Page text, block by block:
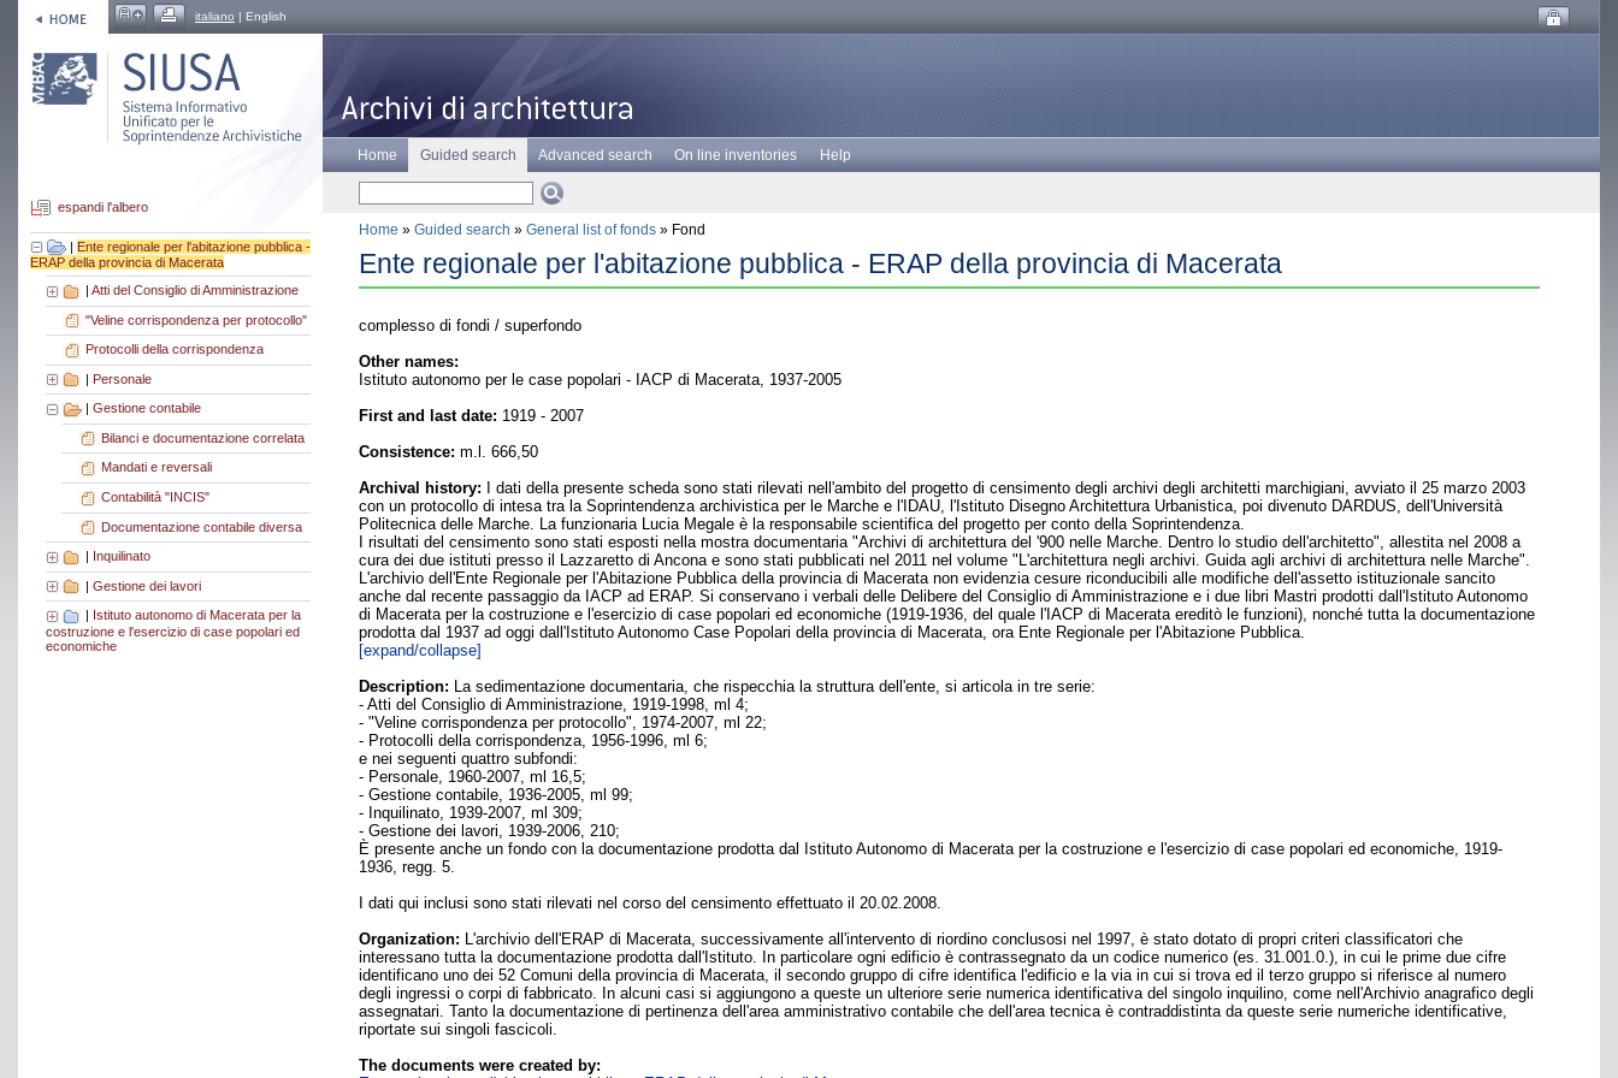
italiano | English
espandi l'albero
| Ente regionale per l'abitazione pubblica -
ERAP della provincia di Macerata
| Atti del Consiglio di Amministrazione
"Veline corrispondenza per protocollo"
Protocolli della corrispondenza
| Personale
Gestione contabile
Bilanci e documentazione correlata
Mandati e reversali
Contabilità "INCIS"
Documentazione contabile diversa
| Inquilinato
| Gestione dei lavori
| Istituto autonomo di Macerata per la
costruzione e l'esercizio di case popolari ed
economiche
Home Guided search Advanced search On line inventories Help
Home » Guided search » General list of fonds » Fond
Ente regionale per l'abitazione pubblica - ERAP della provincia di Macerata
complesso di fondi / superfondo
Other names:
Istituto autonomo per le case popolari - IACP di Macerata, 1937-2005
First and last date: 1919 - 2007
Consistence: m.l. 666,50
Archival history: I dati della presente scheda sono stati rilevati nell'ambito del progetto di censimento degli archivi degli architetti marchigiani, avviato il 25 marzo 2003
con un protocollo di intesa tra la Soprintendenza archivistica per le Marche e l'IDAU, l'Istituto Disegno Architettura Urbanistica, poi divenuto DARDUS, dell'Università
Politecnica delle Marche. La funzionaria Lucia Megale è la responsabile scientifica del progetto per conto della Soprintendenza.
I risultati del censimento sono stati esposti nella mostra documentaria "Archivi di architettura del '900 nelle Marche. Dentro lo studio dell'architetto", allestita nel 2008 a
cura dei due istituti presso il Lazzaretto di Ancona e sono stati pubblicati nel 2011 nel volume "L'architettura negli archivi. Guida agli archivi di architettura nelle Marche".
L'archivio dell'Ente Regionale per l'Abitazione Pubblica della provincia di Macerata non evidenzia cesure riconducibili alle modifiche dell'assetto istituzionale sancito
anche dal recente passaggio da IACP ad ERAP. Si conservano i verbali delle Delibere del Consiglio di Amministrazione e i due libri Mastri prodotti dall'Istituto Autonomo
di Macerata per la costruzione e l'esercizio di case popolari ed economiche (1919-1936, del quale l'IACP di Macerata ereditò le funzioni), nonché tutta la documentazione
prodotta dal 1937 ad oggi dall'Istituto Autonomo Case Popolari della provincia di Macerata, ora Ente Regionale per l'Abitazione Pubblica.
[expand/collapse]
Description: La sedimentazione documentaria, che rispecchia la struttura dell'ente, si articola in tre serie:
- Atti del Consiglio di Amministrazione, 1919-1998, ml 4;
- "Veline corrispondenza per protocollo", 1974-2007, ml 22;
- Protocolli della corrispondenza, 1956-1996, ml 6;
e nei seguenti quattro subfondi:
- Personale, 1960-2007, ml 16,5;
- Gestione contabile, 1936-2005, ml 99;
- Inquilinato, 1939-2007, ml 309;
- Gestione dei lavori, 1939-2006, 210;
È presente anche un fondo con la documentazione prodotta dal Istituto Autonomo di Macerata per la costruzione e l'esercizio di case popolari ed economiche, 1919-
1936, regg. 5.
I dati qui inclusi sono stati rilevati nel corso del censimento effettuato il 20.02.2008.
Organization: L'archivio dell'ERAP di Macerata, successivamente all'intervento di riordino conclusosi nel 1997, è stato dotato di propri criteri classificatori che
interessano tutta la documentazione prodotta dall'Istituto. In particolare ogni edificio è contrassegnato da un codice numerico (es. 31.001.0.), in cui le prime due cifre
identificano uno dei 52 Comuni della provincia di Macerata, il secondo gruppo di cifre identifica l'edificio e la via in cui si trova ed il terzo gruppo si riferisce al numero
degli ingressi o corpi di fabbricato. In alcuni casi si aggiungono a queste un ulteriore serie numerica identificativa del singolo inquilino, come nell'Archivio anagrafico degli
assegnatari. Tanto la documentazione di pertinenza dell'area amministrativo contabile che dell'area tecnica è contraddistinta da queste serie numeriche identificative,
riportate sui singoli fascicoli.
The documents were created by: